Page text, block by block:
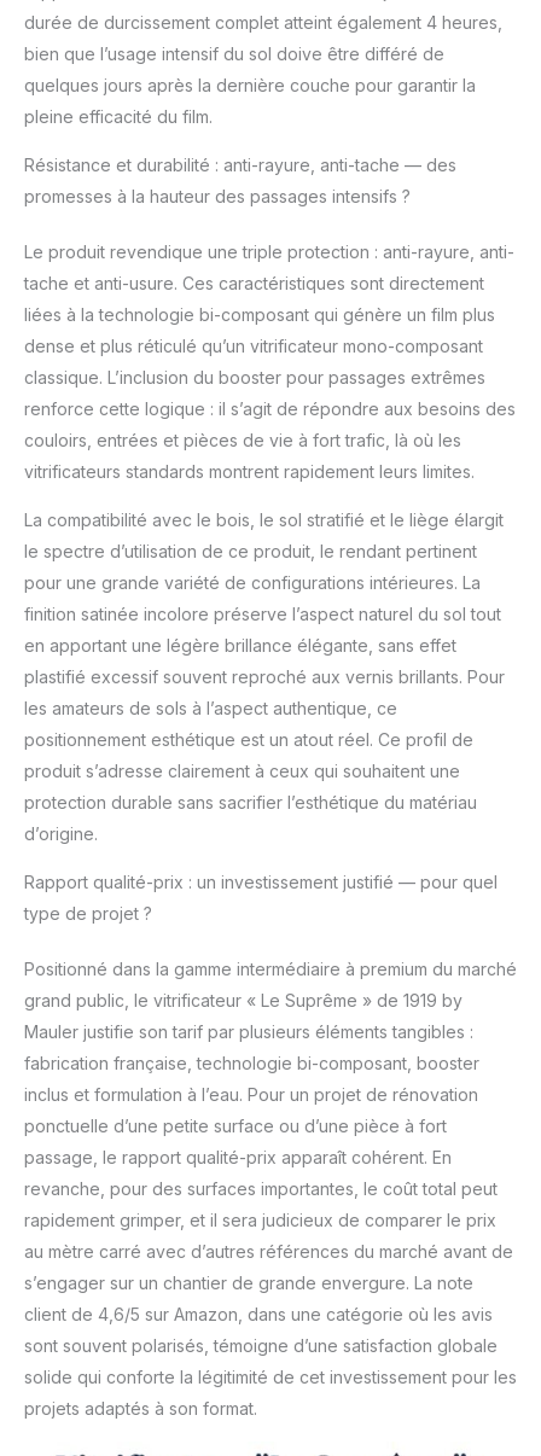
durée de durcissement complet atteint également 4 heures,
bien que l’usage intensif du sol doive être différé de
quelques jours après la dernière couche pour garantir la
pleine efficacité du film.
Résistance et durabilité : anti-rayure, anti-tache — des
promesses à la hauteur des passages intensifs ?
Le produit revendique une triple protection : anti-rayure, anti-
tache et anti-usure. Ces caractéristiques sont directement
liées à la technologie bi-composant qui génère un film plus
dense et plus réticulé qu’un vitrificateur mono-composant
classique. L’inclusion du booster pour passages extrêmes
renforce cette logique : il s’agit de répondre aux besoins des
couloirs, entrées et pièces de vie à fort trafic, là où les
vitrificateurs standards montrent rapidement leurs limites.
La compatibilité avec le bois, le sol stratifié et le liège élargit
le spectre d’utilisation de ce produit, le rendant pertinent
pour une grande variété de configurations intérieures. La
finition satinée incolore préserve l’aspect naturel du sol tout
en apportant une légère brillance élégante, sans effet
plastifié excessif souvent reproché aux vernis brillants. Pour
les amateurs de sols à l’aspect authentique, ce
positionnement esthétique est un atout réel. Ce profil de
produit s’adresse clairement à ceux qui souhaitent une
protection durable sans sacrifier l’esthétique du matériau
d’origine.
Rapport qualité-prix : un investissement justifié — pour quel
type de projet ?
Positionné dans la gamme intermédiaire à premium du marché
grand public, le vitrificateur « Le Suprême » de 1919 by
Mauler justifie son tarif par plusieurs éléments tangibles :
fabrication française, technologie bi-composant, booster
inclus et formulation à l’eau. Pour un projet de rénovation
ponctuelle d’une petite surface ou d’une pièce à fort
passage, le rapport qualité-prix apparaît cohérent. En
revanche, pour des surfaces importantes, le coût total peut
rapidement grimper, et il sera judicieux de comparer le prix
au mètre carré avec d’autres références du marché avant de
s’engager sur un chantier de grande envergure. La note
client de 4,6/5 sur Amazon, dans une catégorie où les avis
sont souvent polarisés, témoigne d’une satisfaction globale
solide qui conforte la légitimité de cet investissement pour les
projets adaptés à son format.